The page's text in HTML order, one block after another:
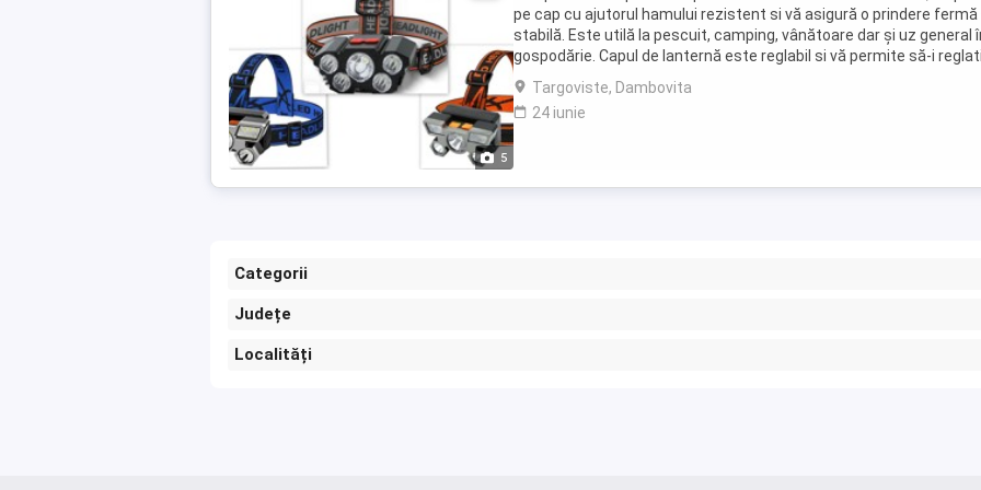
5
pe cap cu ajutorul hamului rezistent si vă asigură o prindere fermă
stabilă. Este utilă la pescuit, camping, vânătoare dar și uz general
gospodărie. Capul de lanternă este reglabil si vă permite să-i reglati
înclinatia. Comutatorul ...
Targoviste, Dambovita
24 iunie
Categorii
Județe
Localități